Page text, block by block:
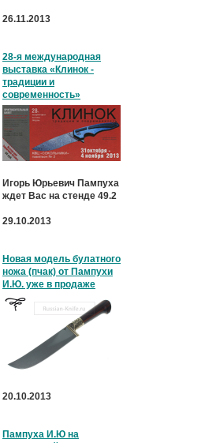
26.11.2013
28-я международная
выставка «Клинок -
традиции и
современность»
Игорь Юрьевич Пампуха
ждет Вас на стенде 49.2
29.10.2013
Новая модель булатного
ножа (пчак) от Пампухи
И.Ю. уже в продаже
20.10.2013
Пампуха И.Ю на